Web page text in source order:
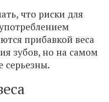
что риски для
прибавкой веса
зубов, но на самом
серьезны.